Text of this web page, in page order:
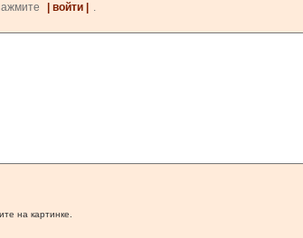
| войти |
.
на картинке.